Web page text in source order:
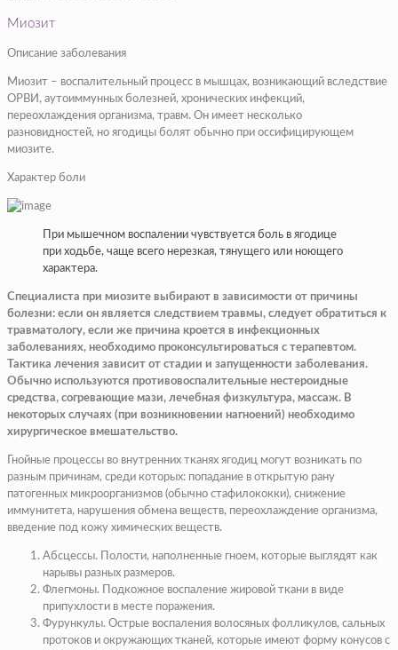
Миозит
Описание заболевания
Миозит – воспалительный процесс в мышцах, возникающий вследствие
ОРВИ, аутоиммунных болезней, хронических инфекций,
переохлаждения организма, травм. Он имеет несколько
разновидностей, но ягодицы болят обычно при оссифицирующем
миозите.
Характер боли
При мышечном воспалении чувствуется боль в ягодице
при ходьбе, чаще всего нерезкая, тянущего или ноющего
характера.
Специалиста при миозите выбирают в зависимости от причины
болезни: если он является следствием травмы, следует обратиться к
травматологу, если же причина кроется в инфекционных
заболеваниях, необходимо проконсультироваться с терапевтом.
Тактика лечения зависит от стадии и запущенности заболевания.
Обычно используются противовоспалительные нестероидные
средства, согревающие мази, лечебная физкультура, массаж. В
некоторых случаях (при возникновении нагноений) необходимо
хирургическое вмешательство.
Гнойные процессы во внутренних тканях ягодиц могут возникать по
разным причинам, среди которых: попадание в открытую рану
патогенных микроорганизмов (обычно стафилококки), снижение
иммунитета, нарушения обмена веществ, переохлаждение организма,
введение под кожу химических веществ.
Абсцессы. Полости, наполненные гноем, которые выглядят как
нарывы разных размеров.
Флегмоны. Подкожное воспаление жировой ткани в виде
припухлости в месте поражения.
Фурункулы. Острые воспаления волосяных фолликулов, сальных
протоков и окружающих тканей, которые имеют форму конусов с